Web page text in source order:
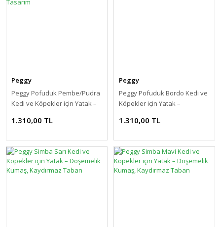
Peggy
Peggy Pofuduk Pembe/Pudra
Kedi ve Köpekler için Yatak –
Tasarım
1.310,00 TL
Peggy
Peggy Pofuduk Bordo Kedi ve
Köpekler için Yatak –
Tasarım
1.310,00 TL